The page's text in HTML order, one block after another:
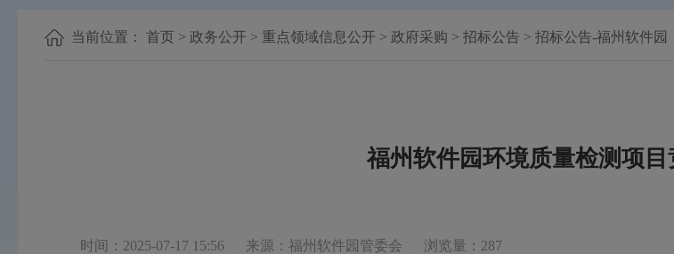
当前位置： 首页 > 政务公开 > 重点领域信息公开 > 政府采购 > 招标公告 > 招标公告-福州软件园
福州软件园环境质量检测项
时间：2025-07-17 15:56 来源：福州软件园管委会 浏览量：287